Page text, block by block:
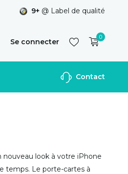
9+ @ Label de qualité
Se connecter
S'inscrire
0
Contact
look à votre iPhone
temps. Le porte-cartes à